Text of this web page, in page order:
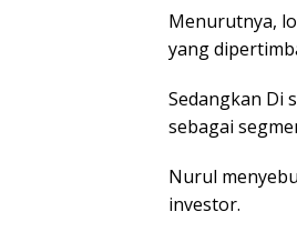
Menurutnya,
yang
Sedangkan Di
sebagai
Nurul
investor.